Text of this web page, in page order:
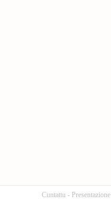
Cuntattu - Presentazione